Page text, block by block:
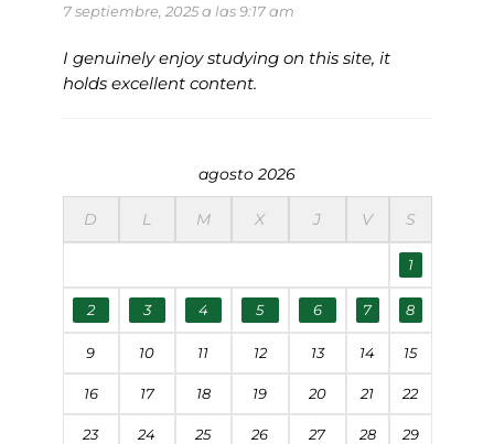
7 septiembre, 2025 a las 9:17 am
I genuinely enjoy studying on this site, it
holds excellent content.
agosto 2026
D L M X J V S
1
2 3 4 5 6 7 8
9 10 11 12 13 14 15
16 17 18 19 20 21 22
23 24 25 26 27 28 29